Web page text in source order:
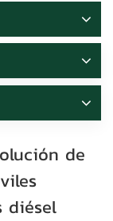
de
diésel